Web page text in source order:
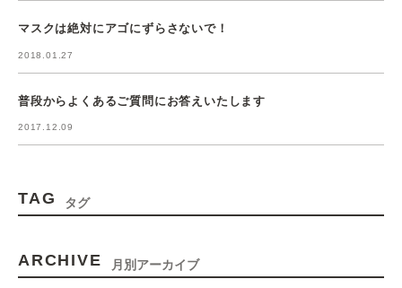
マスクは絶対にアゴにずらさないで！
2018.01.27
普段からよくあるご質問にお答えいたします
2017.12.09
TAG タグ
ARCHIVE 月別アーカイブ